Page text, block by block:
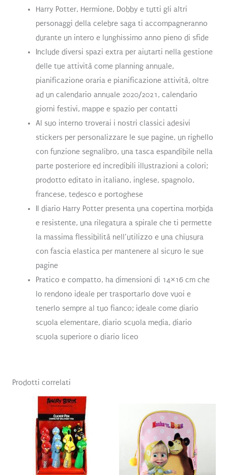
Harry Potter, Hermione, Dobby e tutti gli altri
personaggi della celebre saga ti accompagneranno
durante un intero e lunghissimo anno pieno di sfide
Include diversi spazi extra per aiutarti nella gestione
delle tue attività come planning annuale,
pianificazione oraria e pianificazione attività, oltre
ad un calendario annuale 2020/2021, calendario
giorni festivi, mappe e spazio per contatti
Al suo interno troverai i nostri classici adesivi
stickers per personalizzare le sue pagine, un righello
con funzione segnalibro, una tasca espandibile nella
parte posteriore ed incredibili illustrazioni a colori;
prodotto editato in italiano, inglese, spagnolo,
francese, tedesco e portoghese
️Il diario Harry Potter presenta una copertina morbida
e resistente, una rilegatura a spirale che ti permette
la massima flessibilità nell’utilizzo e una chiusura
con fascia elastica per mantenere al sicuro le sue
pagine
Pratico e compatto, ha dimensioni di 14×16 cm che
lo rendono ideale per trasportarlo dove vuoi e
tenerlo sempre al tuo fianco; ideale come diario
scuola elementare, diario scuola media, diario
scuola superiore o diario liceo
Prodotti correlati